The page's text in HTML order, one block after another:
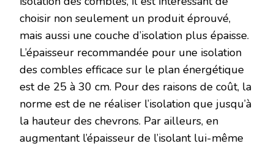
choisir non seulement un produit éprouvé,
mais aussi une couche d’isolation plus épaisse.
L’épaisseur recommandée pour une isolation
des combles efficace sur le plan énergétique
est de 25 à 30 cm. Pour des raisons de coût, la
norme est de ne réaliser l’isolation que jusqu’à
la hauteur des chevrons. Par ailleurs, en
augmentant l’épaisseur de l’isolant lui-même